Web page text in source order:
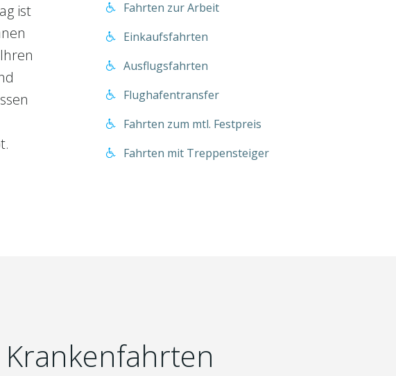
ist
Fahrten zur Arbeit
Einkaufsfahrten
Ausflugsfahrten
Flughafentransfer
Fahrten zum mtl. Festpreis
Fahrten mit Treppensteiger
Krankenfahrten